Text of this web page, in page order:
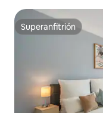
Superanfitrión
Superanfitrión